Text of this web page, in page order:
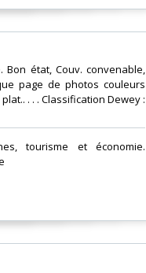
Bon état, Couv. convenable,
page de photos couleurs
. . . Classification Dewey :
tourisme et économie.